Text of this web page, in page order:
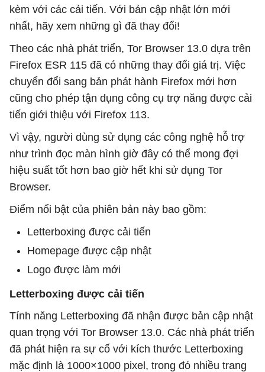
kèm với các cải tiến. Với bản cập nhật lớn mới
nhất, hãy xem những gì đã thay đổi!
Theo các nhà phát triển, Tor Browser 13.0 dựa trên
Firefox ESR 115 đã có những thay đổi giá trị. Việc
chuyển đổi sang bản phát hành Firefox mới hơn
cũng cho phép tận dụng công cụ trợ năng được cải
tiến giới thiệu với Firefox 113.
Vì vậy, người dùng sử dụng các công nghệ hỗ trợ
như trình đọc màn hình giờ đây có thể mong đợi
hiệu suất tốt hơn bao giờ hết khi sử dụng Tor
Browser.
Điểm nổi bật của phiên bản này bao gồm:
Letterboxing được cải tiến
Homepage được cập nhật
Logo được làm mới
Letterboxing được cải tiến
Tính năng Letterboxing đã nhận được bản cập nhật
quan trọng với Tor Browser 13.0. Các nhà phát triển
đã phát hiện ra sự cố với kích thước Letterboxing
mặc định là 1000×1000 pixel, trong đó nhiều trang